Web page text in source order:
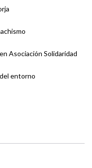
Asociación Solidaridad
entorno